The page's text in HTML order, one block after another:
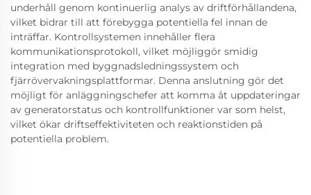
underhåll genom kontinuerlig analys av driftförhållandena,
vilket bidrar till att förebygga potentiella fel innan de
inträffar. Kontrollsystemen innehåller flera
kommunikationsprotokoll, vilket möjliggör smidig
integration med byggnadsledningssystem och
fjärrövervakningsplattformar. Denna anslutning gör det
möjligt för anläggningschefer att komma åt uppdateringar
av generatorstatus och kontrollfunktioner var som helst,
vilket ökar driftseffektiviteten och reaktionstiden på
potentiella problem.